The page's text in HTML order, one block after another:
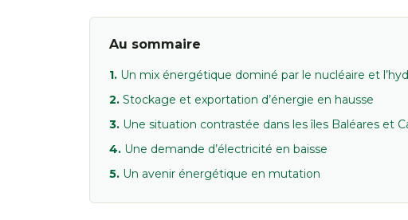
Au sommaire
Un mix énergétique dominé par le nucléaire et
Stockage et exportation d’énergie en hausse
Une situation contrastée dans les îles Baléares et
Une demande d’électricité en baisse
Un avenir énergétique en mutation